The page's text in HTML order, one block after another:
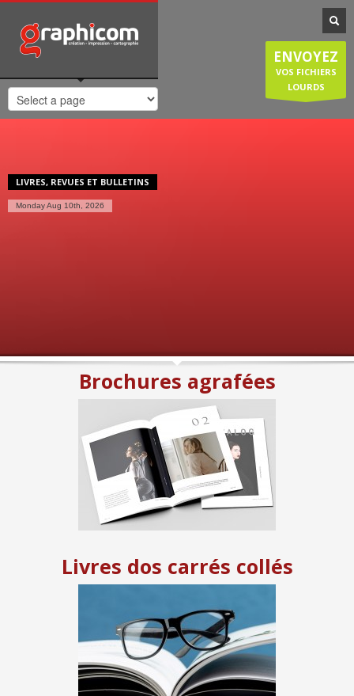
NOTRE SPÉCIALISATION
Notre entreprise familiale est spécialisée dans la cartographie, les
plans de ville, mais est également compétente en infographie, en
création graphique, en impression grâce à nos presses numériques
de haute qualité. Nous réalisons également des sites internet et
couvrons donc une large demande des entreprises et particuliers.
Vendredi: 8:30-12:30/14:00-18:00
Samedi/Dimanche: Fermé.
ENVOYEZ
VOS FICHIERS
LOURDS
LIVRES, REVUES ET BULLETINS
Monday Aug 10th, 2026
Brochures agrafées
Livres dos carrés collés